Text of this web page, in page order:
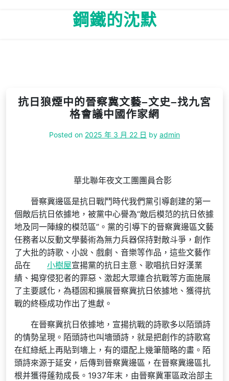
鋼鐵的沈默
抗日狼煙中的晉察冀文藝–文史–找九宮
格會議中國作家網
Posted on 2025 年 3 月 22 日 by admin
華北聯年夜文工團團員合影
晉察冀邊區是抗日戰鬥時代我們黨引導創建的第一
個敵后抗日依據地，被黨中心譽為“敵后模范的抗日依據
地及同一陣線的模范區”。黨的引導下的晉察冀邊區文藝
任務者以反動文學藝術為無力兵器保持對敵斗爭，創作
了大批的詩歌、小說、戲劇、音樂等作品，這些文藝作
品在
小樹屋宣揚黨的抗日主意、歌唱抗日好漢業
績、揭穿侵犯者的罪惡、激起大眾連合抗戰等方面施展
了主要感化，為穩固和擴展晉察冀抗日依據地、獲得抗
戰的終極成功作出了進獻。
在晉察冀抗日依據地，宣揚抗戰的詩歌多以陌頭詩
的情勢呈現。陌頭詩也叫墻頭詩，就是把創作的詩歌寫
在紅綠紙上再貼到墻上，有的還配上幾筆簡略的畫。陌
頭詩來源于延安，后傳到晉察冀邊區，在晉察冀邊區扎
根并獲得蓬勃成長。1937年末，由晉察冀軍區政治部主